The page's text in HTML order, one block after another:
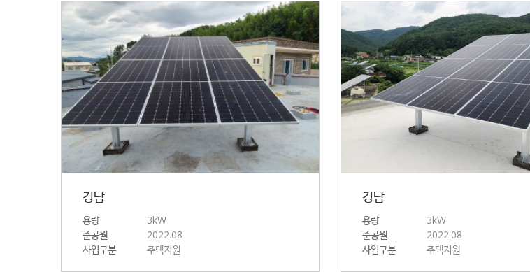
경남
용량
3kW
준공월
2022.08
사업구분
주택지원
경남
용량
3kW
준공월
2022.08
사업구분
주택지원